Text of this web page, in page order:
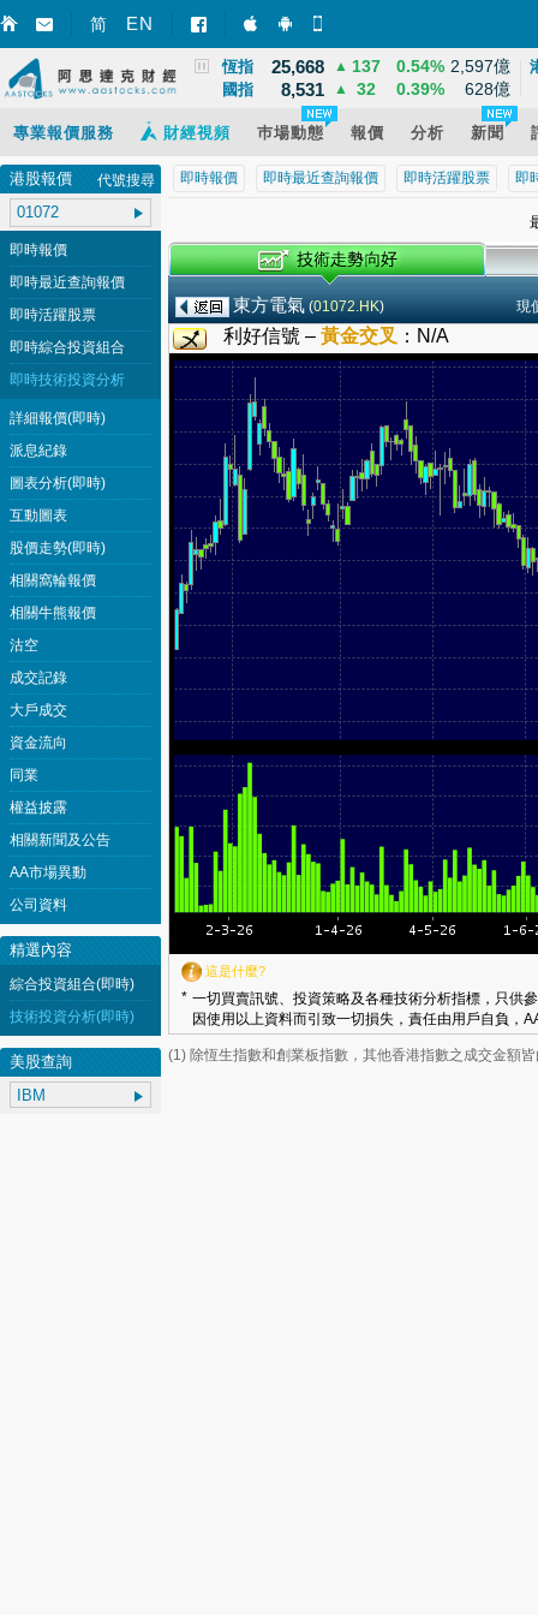
简 EN 智財迅 (iPhone)
智財迅 (Android)
上證 3,940
恆指 25,668 ▲ 137 0.54% 2,597億
國指 8,531 ▲ 32 0.39% 628億
專業報價服務 財經視頻 巿場動態 報價 分析 新聞
即時報價 即時最近查詢報價 即時活躍股票 即
東方電氣 (01072.HK) 現
利好信號 – 黃金交叉 ： N/A
這是什麼?
* 一切買賣訊號、投資策略及各種技術分析指標，只供
因使用以上資料而引致一切損失，責任由用戶自負，
(1) 除恆生指數和創業板指數，其他香港指數之成交金額
港股報價 代號搜尋
即時報價
即時最近查詢報價
即時活躍股票
即時綜合投資組合
即時技術投資分析
詳細報價(即時)
派息紀錄
圖表分析(即時)
互動圖表
股價走勢(即時)
相關窩輪報價
相關牛熊報價
沽空
成交記錄
大戶成交
資金流向
同業
權益披露
相關新聞及公告
AA市場異動
公司資料
精選內容
綜合投資組合(即時)
技術投資分析(即時)
美股查詢